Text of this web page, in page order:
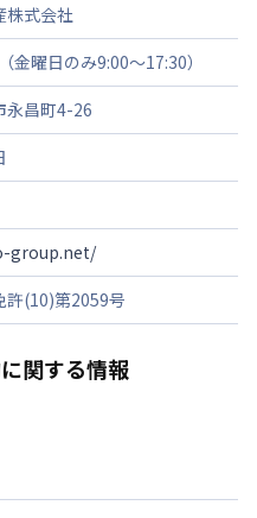
株式会社
金曜日のみ9:00～17:30）
永昌町4-26
group.net/
許(10)第2059号
関する情報